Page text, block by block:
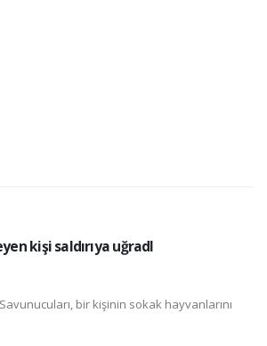
kişi saldırıya uğradI
bir kişinin sokak hayvanlarını